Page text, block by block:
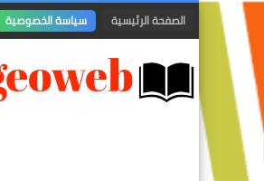
الصفحة الرئيسية سياسة الخصوصية